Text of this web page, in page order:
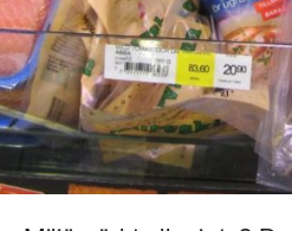
Mat & jordbruk
Skog
Social hållbarhet
Transport
252 ARTIKLAR
Landsbygd
939 ARTIKLAR
Livsstil & konsumtion